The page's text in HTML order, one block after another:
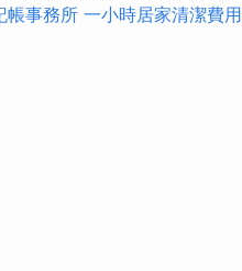
帳事務所 一小時居家清潔費用